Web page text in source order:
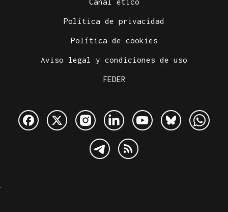
Política de privacidad
Política de cookies
Aviso legal y condiciones de uso
FEDER